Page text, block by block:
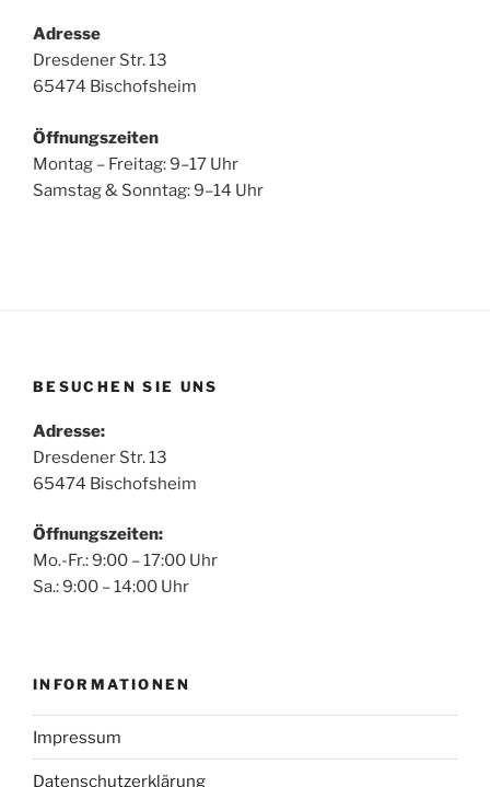
Adresse
Dresdener Str. 13
65474 Bischofsheim
Öffnungszeiten
Montag – Freitag: 9–17 Uhr
Samstag & Sonntag: 9–14 Uhr
BESUCHEN SIE UNS
Adresse:
Dresdener Str. 13
65474 Bischofsheim
Öffnungszeiten:
Mo.-Fr.: 9:00 – 17:00 Uhr
Sa.: 9:00 – 14:00 Uhr
INFORMATIONEN
Impressum
Datenschutzerklärung